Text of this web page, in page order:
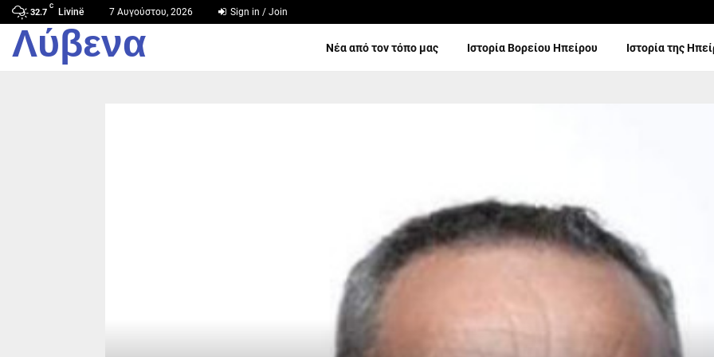
32.7
C
Livinë 7 Αυγούστου, 2026 Sign in / Join
Λύβενα Νέα από τον τόπο μας Ιστορία Βορείου Ηπείρου Ιστορία της